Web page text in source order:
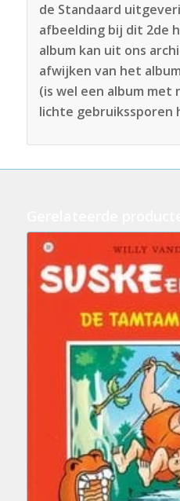
de Standaard
afbeelding bij dit 2de
album kan uit ons
afwijken van het
(is wel een album met
lichte gebruikssporen